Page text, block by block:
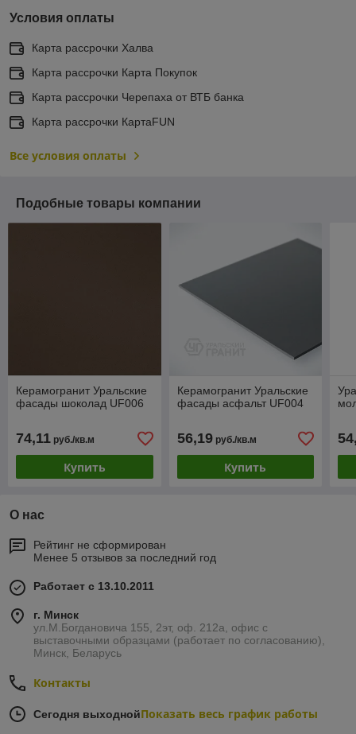
Условия оплаты
Карта рассрочки Халва
Карта рассрочки Карта Покупок
Карта рассрочки Черепаха от ВТБ банка
Карта рассрочки КартаFUN
Все условия оплаты
Подобные товары компании
Керамогранит Уральские
фасады шоколад UF006
74,11 руб./кв.м
Купить
Керамогранит Уральские
фасады асфальт UF004
56,19руб./кв.м
Купить
О нас
Рейтинг не сформирован
Менее 5 отзывов за последний год
Работает с 13.10.2011
г. Минск
ул.М.Богдановича 155, 2эт, оф. 212а, офис с
выставочными образцами (работает по согласованию),
Минск, Беларусь
Контакты
Сегодня выходнойПоказать весь график работы